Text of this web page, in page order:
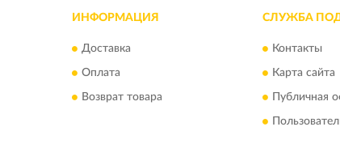
ИНФОРМАЦИЯ
Доставка
Оплата
Возврат товара
СЛУЖБА
Контакты
Карта сайта
Публичная